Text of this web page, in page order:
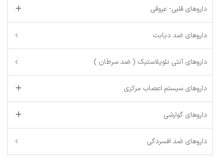
داروهای قلبی- عروقی
داروهای ضد دیابت
داروهای آنتی نئوپلاستیک ( ضد سرطان )
داروهای سیستم اعصاب مرکزی
داروهای گوارشی
داروهای ضد افسردگی